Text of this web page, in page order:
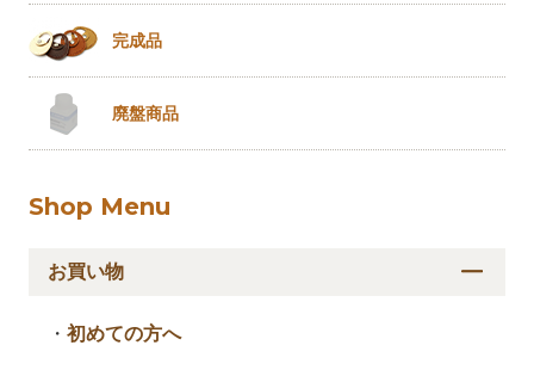
完成品
廃盤商品
Shop Menu
お買い物
・初めての方へ